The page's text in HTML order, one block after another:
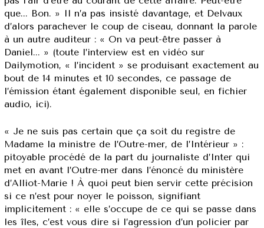
que... Bon. » Il n’a pas insisté davantage, et Delvaux
d’alors parachever le coup de ciseau, donnant la parole
à un autre auditeur : « On va peut-être passer à
Daniel... » (toute l’interview est en vidéo sur
Dailymotion, « l’incident » se produisant exactement au
bout de 14 minutes et 10 secondes, ce passage de
l’émission étant également disponible seul, en fichier
audio, ici).
« Je ne suis pas certain que ça soit du registre de
Madame la ministre de l’Outre-mer, de l’Intérieur » :
pitoyable procédé de la part du journaliste d’Inter qui
met en avant l’Outre-mer dans l’énoncé du ministère
d’Alliot-Marie ! À quoi peut bien servir cette précision
si ce n’est pour noyer le poisson, signifiant
implicitement : « elle s’occupe de ce qui se passe dans
les îles, c’est vous dire si l’agression d’un policier par